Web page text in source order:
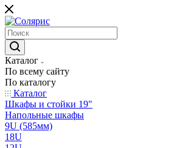
Каталог
По всему сайту
По каталогу
Каталог
Шкафы и стойки 19"
Напольные шкафы
9U (585мм)
18U